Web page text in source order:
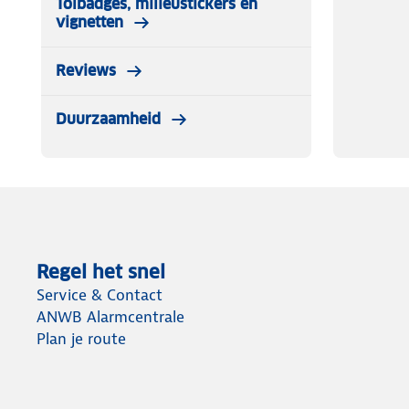
✔ 2x sneeuwsokken
✔ Plastic opbergtas
Tolbadges, milieustickers en
vignetten
Reviews
Duurzaamheid
Regel het snel
Service & Contact
ANWB Alarmcentrale
Plan je route